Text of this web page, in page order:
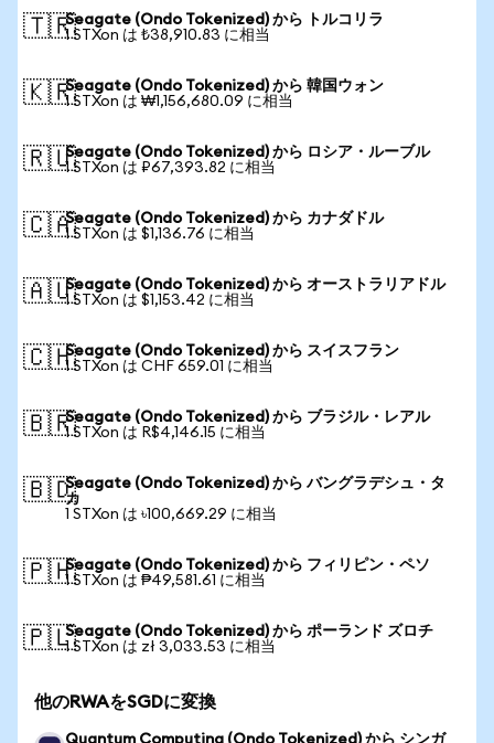
🇹🇷Seagate (Ondo Tokenized) から トルコリラ
1 STXon は ₺38,910.83 に相当
🇰🇷Seagate (Ondo Tokenized) から 韓国ウォン
1 STXon は ₩1,156,680.09 に相当
🇷🇺Seagate (Ondo Tokenized) から ロシア・ルーブル
1 STXon は ₽67,393.82 に相当
🇨🇦Seagate (Ondo Tokenized) から カナダドル
1 STXon は $1,136.76 に相当
🇦🇺Seagate (Ondo Tokenized) から オーストラリアドル
1 STXon は $1,153.42 に相当
🇨🇭Seagate (Ondo Tokenized) から スイスフラン
1 STXon は CHF 659.01 に相当
🇧🇷Seagate (Ondo Tokenized) から ブラジル・レアル
1 STXon は R$4,146.15 に相当
🇧🇩Seagate (Ondo Tokenized) から バングラデシュ・タ
カ
1 STXon は ৳100,669.29 に相当
🇵🇭Seagate (Ondo Tokenized) から フィリピン・ペソ
1 STXon は ₱49,581.61 に相当
🇵🇱Seagate (Ondo Tokenized) から ポーランド ズロチ
1 STXon は zł 3,033.53 に相当
他のRWAをSGDに変換
Quantum Computing (Ondo Tokenized) から シンガ